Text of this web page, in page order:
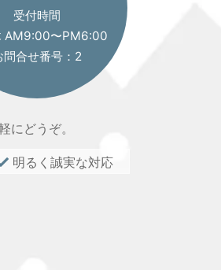
受付時間
AM9:00〜PM6:00
問合せ番号：2
にどうぞ。
明るく誠実な対応